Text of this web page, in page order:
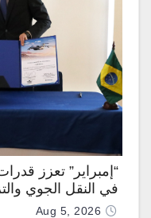
“إمبراير” تعزز
في النقل الجوي
تزويدها بطائرتي “كيه سي-390
Aug 5, 2026